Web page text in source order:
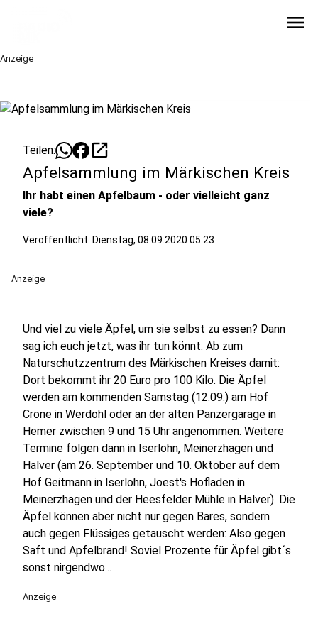
menu
Anzeige
Teilen: open_in_new
Apfelsammlung im Märkischen Kreis
Ihr habt einen Apfelbaum - oder vielleicht ganz
viele?
Veröffentlicht: Dienstag, 08.09.2020 05:23
Anzeige
Und viel zu viele Äpfel, um sie selbst zu essen? Dann
sag ich euch jetzt, was ihr tun könnt: Ab zum
Naturschutzzentrum des Märkischen Kreises damit:
Dort bekommt ihr 20 Euro pro 100 Kilo. Die Äpfel
werden am kommenden Samstag (12.09.) am Hof
Crone in Werdohl oder an der alten Panzergarage in
Hemer zwischen 9 und 15 Uhr angenommen. Weitere
Termine folgen dann in Iserlohn, Meinerzhagen und
Halver (am 26. September und 10. Oktober auf dem
Hof Geitmann in Iserlohn, Joest's Hofladen in
Meinerzhagen und der Heesfelder Mühle in Halver). Die
Äpfel können aber nicht nur gegen Bares, sondern
auch gegen Flüssiges getauscht werden: Also gegen
Saft und Apfelbrand! Soviel Prozente für Äpfel gibt´s
sonst nirgendwo...
Anzeige